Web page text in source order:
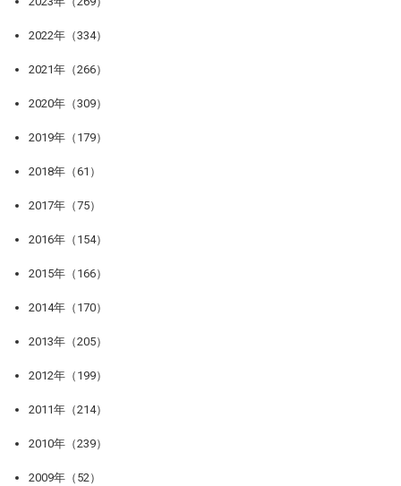
2022年（334）
2021年（266）
2020年（309）
2019年（179）
2018年（61）
2017年（75）
2016年（154）
2015年（166）
2014年（170）
2013年（205）
2012年（199）
2011年（214）
2010年（239）
2009年（52）